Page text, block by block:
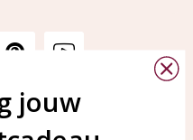
KAYA Sieraden
Bellen of WhatsApp Ma-Vr
jouw